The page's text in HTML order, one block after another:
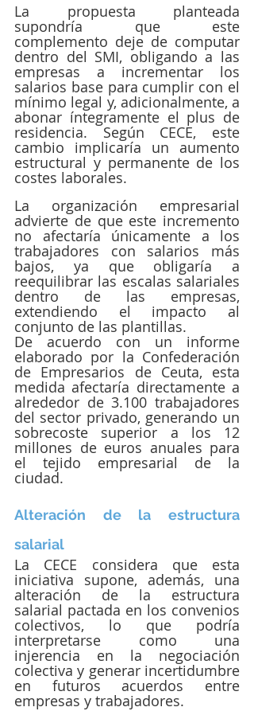
La propuesta planteada
supondría que este
complemento deje de computar
dentro del SMI, obligando a las
empresas a incrementar los
salarios base para cumplir con el
mínimo legal y, adicionalmente, a
abonar íntegramente el plus de
residencia. Según CECE, este
cambio implicaría un aumento
estructural y permanente de los
costes laborales.
La organización empresarial
advierte de que este incremento
no afectaría únicamente a los
trabajadores con salarios más
bajos, ya que obligaría a
reequilibrar las escalas salariales
dentro de las empresas,
extendiendo el impacto al
conjunto de las plantillas.
De acuerdo con un informe
elaborado por la Confederación
de Empresarios de Ceuta, esta
medida afectaría directamente a
alrededor de 3.100 trabajadores
del sector privado, generando un
sobrecoste superior a los 12
millones de euros anuales para
el tejido empresarial de la
ciudad.
Alteración de la estructura
salarial
La CECE considera que esta
iniciativa supone, además, una
alteración de la estructura
salarial pactada en los convenios
colectivos, lo que podría
interpretarse como una
injerencia en la negociación
colectiva y generar incertidumbre
en futuros acuerdos entre
empresas y trabajadores.